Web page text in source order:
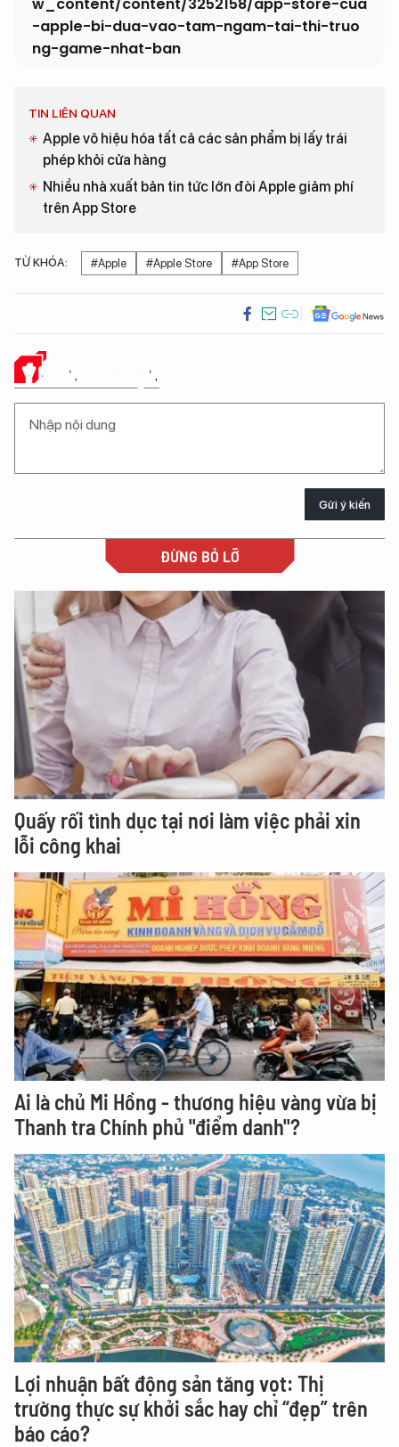
-apple-bi-dua-vao-tam-ngam-tai-thi-truo
ng-game-nhat-ban
TIN LIÊN QUAN
Apple vô hiệu hóa tất cả các sản phẩm bị lấy trái
phép khỏi cửa hàng
Nhiều nhà xuất bản tin tức lớn đòi Apple giảm phí
trên App Store
TỪ KHÓA: #Apple #Apple Store #App Store
Ý KIẾN CỦA BẠN
Gửi ý kiến
ĐỪNG BỎ LỠ
Quấy rối tình dục tại nơi làm việc phải xin
lỗi công khai
Ai là chủ Mi Hồng - thương hiệu vàng vừa bị
Thanh tra Chính phủ "điểm danh"?
Lợi nhuận bất động sản tăng vọt: Thị
trường thực sự khởi sắc hay chỉ “đẹp” trên
báo cáo?